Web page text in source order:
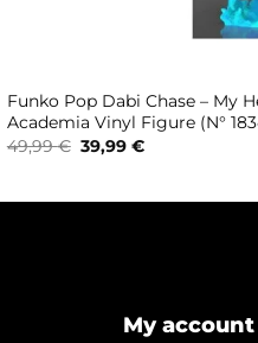
Funko Pop Dabi Chase – My
Academia Vinyl Figure (N°
49,99€ Il
prezzo
39,99€Il
My account